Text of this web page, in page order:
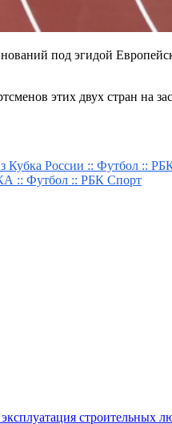
под эгидой
этих двух стран на
Кубка России :: Футбол ::
:: Футбол :: РБК Спорт
строительных